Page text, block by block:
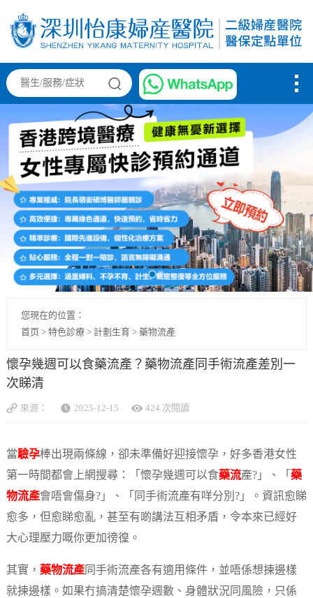
您現在的位置：
首页 > 特色診療> 計劃生育> 藥物流產
懷孕幾週可以食藥流產？藥物流產同手術流產差別一
次睇清
來源： 2025-12-15 424 次閱讀
當驗孕棒出現兩條線，卻未準備好迎接懷孕，好多香港女性
第一時間都會上網搜尋：「懷孕幾週可以食藥流產?」、「 藥
物流產會唔會傷身?」、「同手術流產有咩分別?」。資訊愈睇
愈多，但愈睇愈亂，甚至有啲講法互相矛盾，令本來已經好
大心理壓力嘅你更加徬徨。
其實， 藥物流產同手術流產各有適用條件，並唔係想揀邊樣
就揀邊樣。如果冇搞清楚懷孕週數、身體狀況同風險，只係